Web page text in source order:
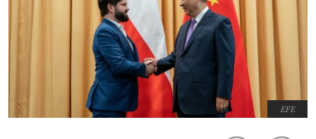
EFE